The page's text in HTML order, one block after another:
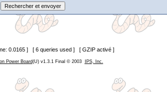
0.0165 ] [ 6 queries used ] [ GZIP activé ]
Power Board(U) v1.3.1 Final © 2003 IPS, Inc.